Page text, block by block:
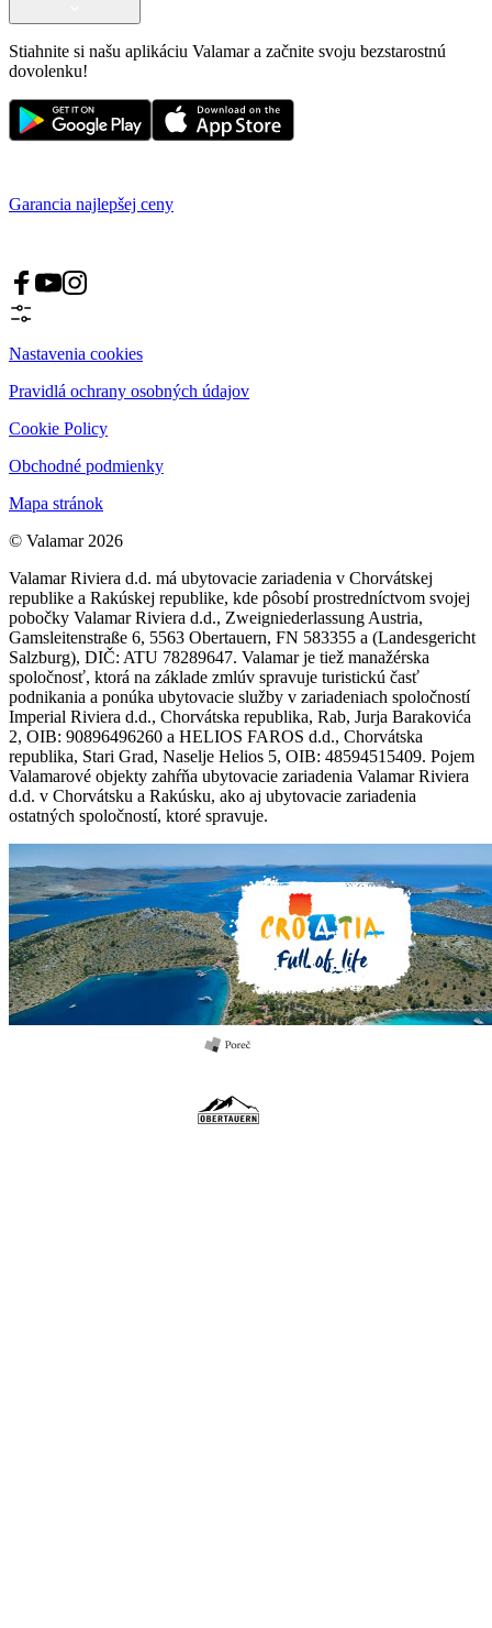
Stiahnite si našu aplikáciu Valamar a začnite svoju bezstarostnú
dovolenku!
Garancia najlepšej ceny
Nastavenia cookies
Pravidlá ochrany osobných údajov
Cookie Policy
Obchodné podmienky
Mapa stránok
© Valamar 2026
Valamar Riviera d.d. má ubytovacie zariadenia v Chorvátskej
republike a Rakúskej republike, kde pôsobí prostredníctvom svojej
pobočky Valamar Riviera d.d., Zweigniederlassung Austria,
Gamsleitenstraße 6, 5563 Obertauern, FN 583355 a (Landesgericht
Salzburg), DIČ: ATU 78289647. Valamar je tiež manažérska
spoločnosť, ktorá na základe zmlúv spravuje turistickú časť
podnikania a ponúka ubytovacie služby v zariadeniach spoločností
Imperial Riviera d.d., Chorvátska republika, Rab, Jurja Barakovića
2, OIB: 90896496260 a HELIOS FAROS d.d., Chorvátska
republika, Stari Grad, Naselje Helios 5, OIB: 48594515409. Pojem
Valamarové objekty zahŕňa ubytovacie zariadenia Valamar Riviera
d.d. v Chorvátsku a Rakúsku, ako aj ubytovacie zariadenia
ostatných spoločností, ktoré spravuje.